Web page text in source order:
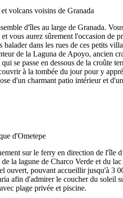
d'îles au large de Granada.
vous aurez sûrement l'occasion
dans les rues de ces petits
de la Laguna de Apoyo, ancien
se passe en dessous de la croûte
à la tombée du jour pour y
d'un charmant patio intérieur et
sur le ferry en direction de l'île
la lagune de Charco Verde et du
ouvert, pouvant accueillir jusqu'à
afin d'admirer le coucher du
plage privée et piscine.